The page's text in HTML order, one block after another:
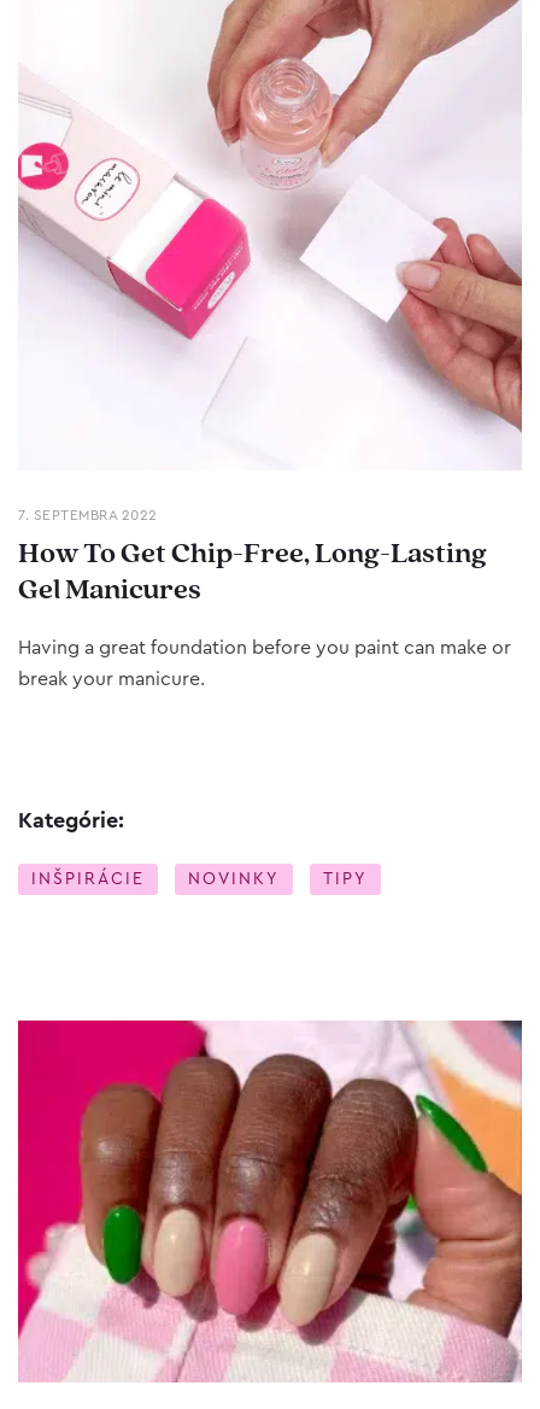
7. SEPTEMBRA 2022
How To Get Chip-Free, Long-Lasting
Gel Manicures
Having a great foundation before you paint can make or
break your manicure.
Kategórie:
INŠPIRÁCIE NOVINKY TIPY